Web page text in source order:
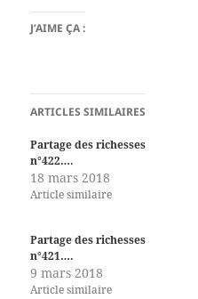
J’AIME ÇA :
ARTICLES SIMILAIRES
Partage des richesses
n°422….
18 mars 2018
Article similaire
Partage des richesses
n°421….
9 mars 2018
Article similaire